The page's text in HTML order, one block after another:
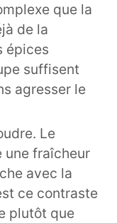
que la
de la
épices
suffisent
agresser le
Le
une fraîcheur
avec la
ce contraste
plutôt que